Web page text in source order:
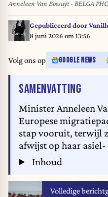
Anneleen Van Bossuyt - BELGA
Gepubliceerd door
8 juni 2026 om 13:56
Volg ons op GOOGLE NEWS
SAMENVATTING
Minister Anneleen
Europese
stap vooruit, terwijl
afwijst op haar
Inhoud
Volledige